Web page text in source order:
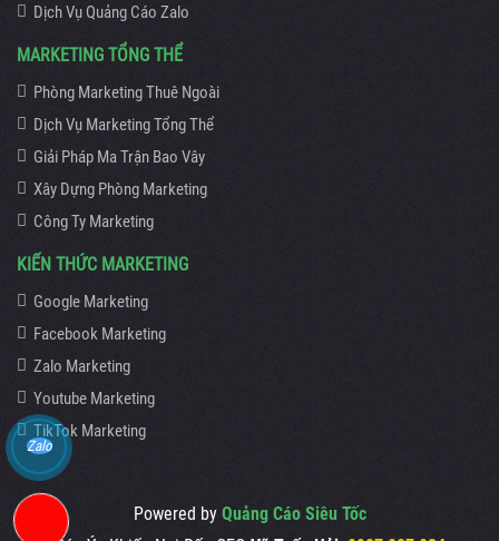
Dịch Vụ Quảng Cáo Zalo
MARKETING TỔNG THỂ
Phòng Marketing Thuê Ngoài
Dịch Vụ Marketing Tổng Thể
Giải Pháp Ma Trận Bao Vây
Xây Dựng Phòng Marketing
Công Ty Marketing
KIẾN THỨC MARKETING
Google Marketing
Facebook Marketing
Zalo Marketing
Youtube Marketing
TikTok Marketing
Powered by Quảng Cáo Siêu Tốc
Zalo